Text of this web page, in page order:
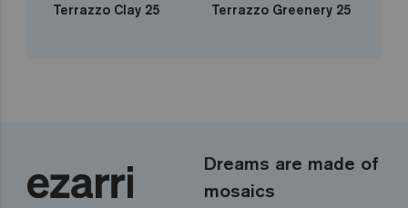
Terrazzo Clay 25 Terrazzo Greenery 25
Dreams are made of
mosaics